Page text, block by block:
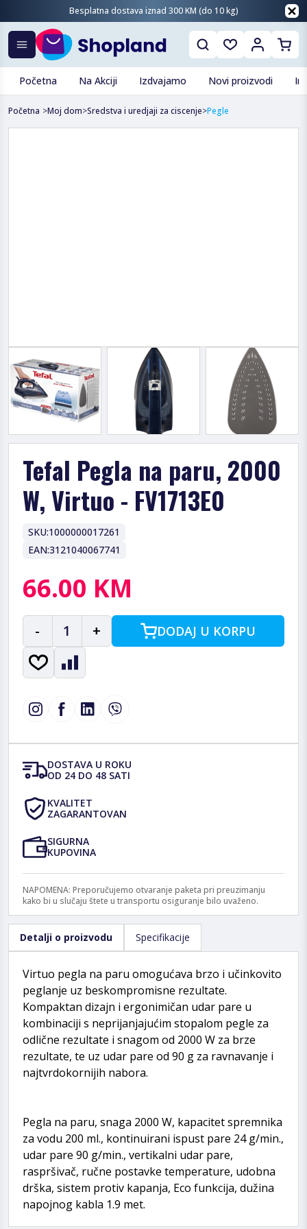
Besplatna dostava iznad 300 KM (do 10 kg)
Početna Na Akciji Izdvajamo Novi proizvodi
Početna >Moj dom>Sredstva i uredjaji za ciscenje>Pegle
Tefal Pegla na paru, 2000
W, Virtuo - FV1713E0
SKU:1000000017261
EAN:3121040067741
66.00 KM
- 1 + DODAJ U KORPU
DOSTAVA U ROKU
OD 24 DO 48 SATI
KVALITET
ZAGARANTOVAN
SIGURNA
KUPOVINA
NAPOMENA: Preporučujemo otvaranje paketa pri preuzimanju
kako bi u slučaju štete u transportu osiguranje bilo uvaženo.
Detalji o proizvodu Specifikacije
Virtuo pegla na paru omogućava brzo i učinkovito
peglanje uz beskompromisne rezultate.
Kompaktan dizajn i ergonimičan udar pare u
kombinaciji s neprijanjajućim stopalom pegle za
odlične rezultate i snagom od 2000 W za brze
rezultate, te uz udar pare od 90 g za ravnavanje i
najtvrdokornijih nabora.
Pegla na paru, snaga 2000 W, kapacitet spremnika
za vodu 200 ml., kontinuirani ispust pare 24 g/min.,
udar pare 90 g/min., vertikalni udar pare,
raspršivač, ručne postavke temperature, udobna
drška, sistem protiv kapanja, Eco funkcija, dužina
napojnog kabla 1.9 met.